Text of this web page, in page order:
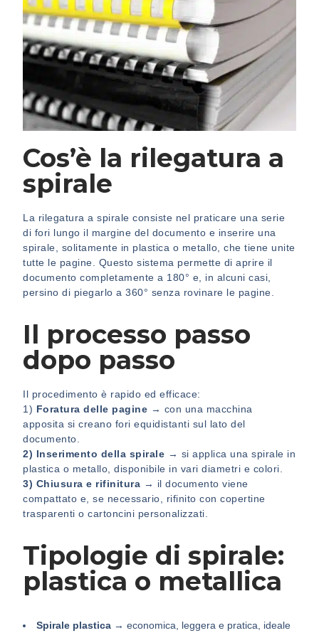
Cos’è la rilegatura a
spirale
La rilegatura a spirale consiste nel praticare una serie
di fori lungo il margine del documento e inserire una
spirale, solitamente in plastica o metallo, che tiene unite
tutte le pagine. Questo sistema permette di aprire il
documento completamente a 180° e, in alcuni casi,
persino di piegarlo a 360° senza rovinare le pagine.
Il processo passo
dopo passo
Il procedimento è rapido ed efficace:
1) Foratura delle pagine → con una macchina
apposita si creano fori equidistanti sul lato del
documento.
2) Inserimento della spirale → si applica una spirale in
plastica o metallo, disponibile in vari diametri e colori.
3) Chiusura e rifinitura → il documento viene
compattato e, se necessario, rifinito con copertine
trasparenti o cartoncini personalizzati.
Tipologie di spirale:
plastica o metallica
Spirale plastica → economica, leggera e pratica, ideale